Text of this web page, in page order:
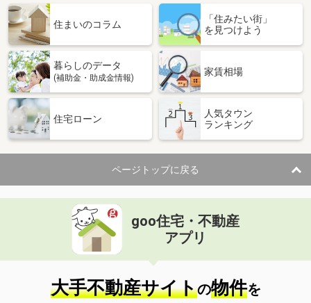
住まいのコラム
「住みたい街」
を見つけよう
暮らしのデータ
(補助金・助成金情報)
家賃相場
住宅ローン
人気タウン
ランキング
ページトップに戻る
goo住宅・不動産
アプリ
大手不動産サイトの物件を